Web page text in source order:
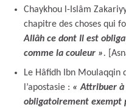
Chaykhou l-Islâm
chapitre des choses qui
Allâh ce dont Il est
comme la couleur ».
Le Hâfidh Ibn Moulaqqin
l’apostasie : « Attribuer à
obligatoirement exempt